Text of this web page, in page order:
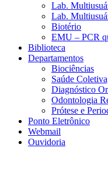
Lab.
Lab.
Biotério
EMU – PCR
Biblioteca
Departamentos
Biociências
Saúde
Diagnóstico
Odontologia
Prótese e
Ponto Eletrônico
Webmail
Ouvidoria